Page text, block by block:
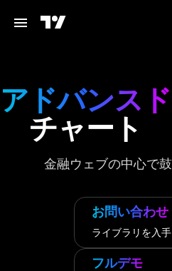
アドバンスド
チャート
金融ウェブの中心で
お問い合わせ
ライブラリを入手
フルデモ